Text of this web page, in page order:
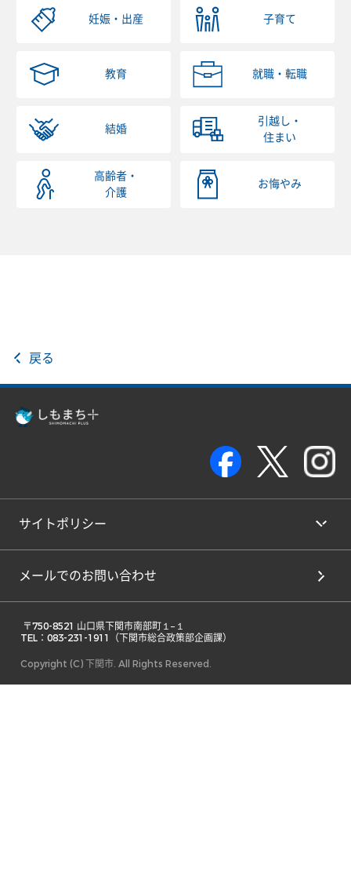
妊娠・出産 子育て
教育 就職・転職
結婚
引越し・
住まい
高齢者・
介護
お悔やみ
戻る
サイトポリシー
メールでのお問い合わせ
TEL：083-231-1911（下関市総合政策部企画課）
Copyright (C) 下関市. All Rights Reserved.